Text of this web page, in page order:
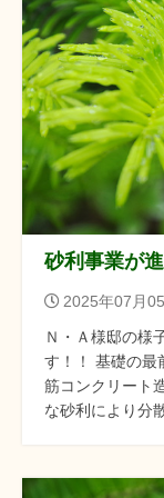
2025年07月
Ｎ・Ａ様邸の様
す！！ 基礎の最
筋コンクリート
な砂利により分